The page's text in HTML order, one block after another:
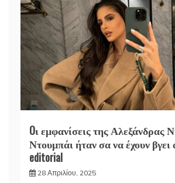
Oι εμφανίσεις της Αλεξάνδρας
Ντουμπάι ήταν σα να έχουν βγει
editorial
28 Απριλίου, 2025